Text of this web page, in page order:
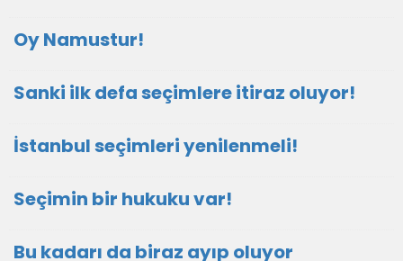
Oy Namustur!
Sanki ilk defa seçimlere itiraz oluyor!
İstanbul seçimleri yenilenmeli!
Seçimin bir hukuku var!
Bu kadarı da biraz ayıp oluyor